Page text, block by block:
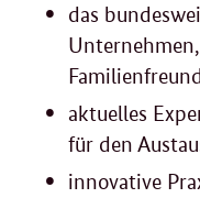
das
aktuelles
für den
innovative